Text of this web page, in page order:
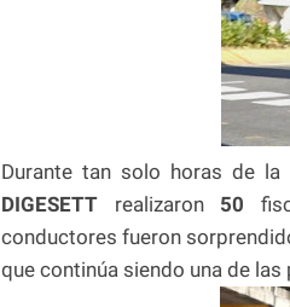
Durante tan solo horas de la
DIGESETT realizaron 50
conductores fueron
que continúa siendo una de